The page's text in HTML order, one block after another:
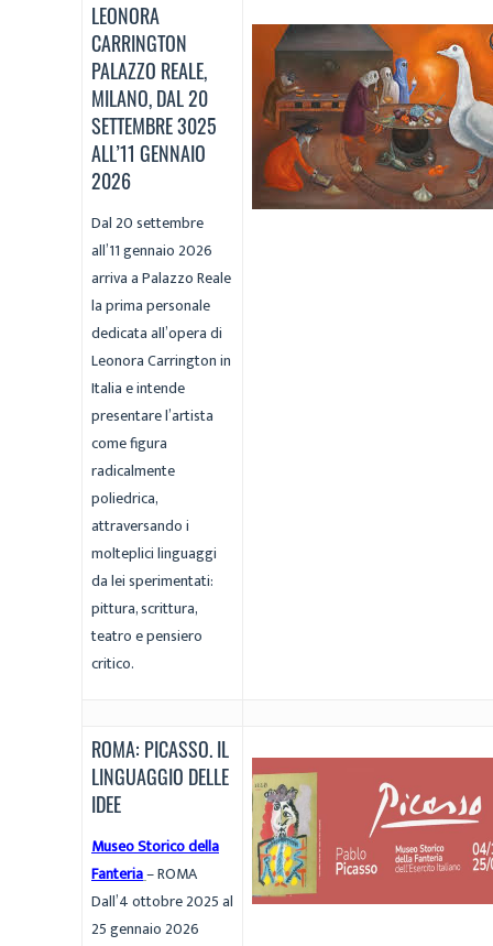
LEONORA
CARRINGTON
PALAZZO REALE,
MILANO, DAL 20
SETTEMBRE 3025
ALL’11 GENNAIO
2026
Dal 20 settembre
all’11 gennaio 2026
arriva a Palazzo Reale
la prima personale
dedicata all’opera di
Leonora Carrington in
Italia e intende
presentare l’artista
come figura
radicalmente
poliedrica,
attraversando i
molteplici linguaggi
da lei sperimentati:
pittura, scrittura,
teatro e pensiero
critico.
ROMA: PICASSO. IL
LINGUAGGIO DELLE
IDEE
Museo Storico della
Fanteria– ROMA
Dall’4 ottobre 2025 al
25 gennaio 2026